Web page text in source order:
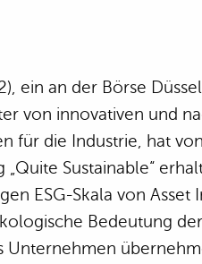
ein an der Börse
von innovativen und
für die Industrie, hat
Sustainable“
ESG-Skala von Asset
Bedeutung
Unternehmen